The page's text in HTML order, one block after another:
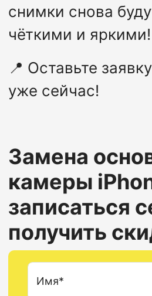
снимки снова
чёткими и яркими!
📍 Оставьте
уже сейчас!
Замена
камеры
записаться
получить
Имя*